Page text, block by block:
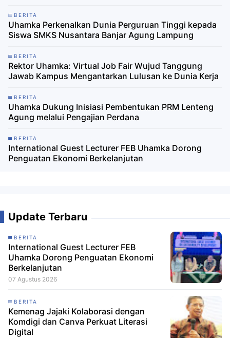
BERITA
Uhamka Perkenalkan Dunia Perguruan Tinggi kepada
Siswa SMKS Nusantara Banjar Agung Lampung
BERITA
Rektor Uhamka: Virtual Job Fair Wujud Tanggung
Jawab Kampus Mengantarkan Lulusan ke Dunia Kerja
BERITA
Uhamka Dukung Inisiasi Pembentukan PRM Lenteng
Agung melalui Pengajian Perdana
BERITA
International Guest Lecturer FEB Uhamka Dorong
Penguatan Ekonomi Berkelanjutan
Update Terbaru
BERITA
International Guest Lecturer FEB
Uhamka Dorong Penguatan Ekonomi
Berkelanjutan
07 Agustus 2026
BERITA
Kemenag Jajaki Kolaborasi dengan
Komdigi dan Canva Perkuat Literasi
Digital